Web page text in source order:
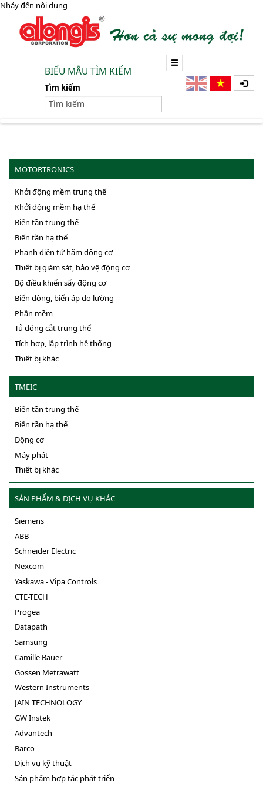
Nhảy đến nội dung
BIỂU MẪU TÌM KIẾM
Tìm kiếm
MOTORTRONICS
Khởi động mềm trung thế
Khởi động mềm hạ thế
Biến tần trung thế
Biến tần hạ thế
Phanh điện tử hãm động cơ
Thiết bị giám sát, bảo vệ động cơ
Bộ điều khiển sấy động cơ
Biến dòng, biến áp đo lường
Phần mềm
Tủ đóng cắt trung thế
Tích hợp, lập trình hệ thống
Thiết bị khác
TMEIC
Biến tần trung thế
Biến tần hạ thế
Động cơ
Máy phát
Thiết bị khác
SẢN PHẨM & DỊCH VỤ KHÁC
Siemens
ABB
Schneider Electric
Nexcom
Yaskawa - Vipa Controls
CTE-TECH
Progea
Datapath
Samsung
Camille Bauer
Gossen Metrawatt
Western Instruments
JAIN TECHNOLOGY
GW Instek
Advantech
Barco
Dịch vụ kỹ thuật
Sản phẩm hợp tác phát triển